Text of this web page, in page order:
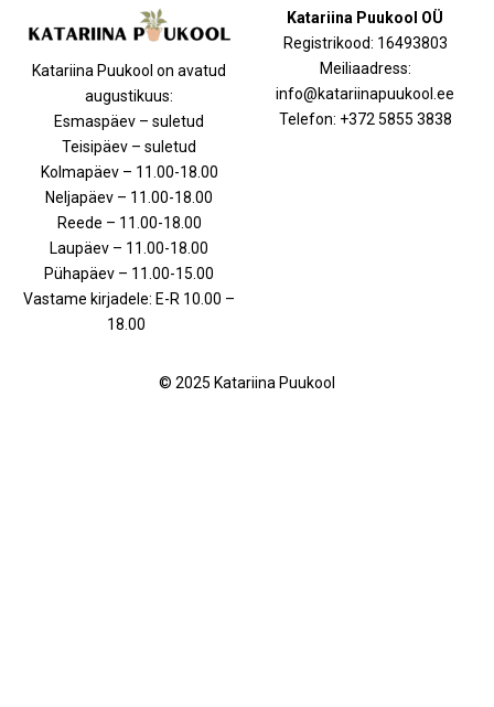
Katariina Puukool on avatud
augustikuus:
Esmaspäev – suletud
Teisipäev – suletud
Kolmapäev – 11.00-18.00
Neljapäev – 11.00-18.00
Reede – 11.00-18.00
Laupäev – 11.00-18.00
Pühapäev – 11.00-15.00
Vastame kirjadele: E-R 10.00 –
18.00
Katariina Puukool OÜ
Registrikood: 16493803
Meiliaadress:
info@katariinapuukool.ee
Telefon: +372 5855 3838
© 2025 Katariina Puukool